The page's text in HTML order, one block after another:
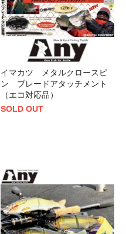
イマカツ メタルクロースピ
ン ブレードアタッチメント
（エコ対応品）
SOLD OUT